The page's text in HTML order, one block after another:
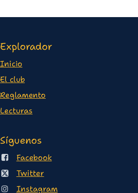
Explorador
Inicio
El club
Reglamento
Lecturas
Síguenos
Facebook
Twitter
Instagram